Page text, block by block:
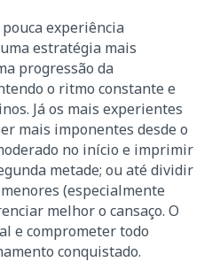
experiência
estratégia mais
progressão da
o ritmo constante e
Já os mais experientes
mais imponentes desde o
no início e imprimir
metade; ou até dividir
(especialmente
melhor o cansaço. O
e comprometer todo
conquistado.